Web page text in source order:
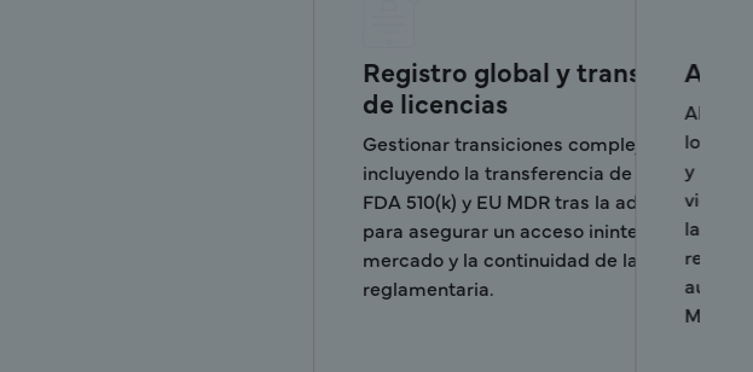
Desinversiones, escisiones y
creación de empresas
derivadas
Apoyar la separación reglamentaria, las
transferencias de licencias y la continuidad
del cumplimiento durante las
desinversiones de productos o unidades
de negocio, asegurando una interrupción